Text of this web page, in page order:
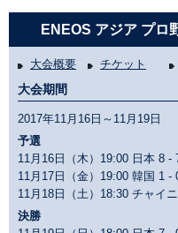
ENEOS アジア プロ
大会概要 チケット
大会期間
2017年11月16日～11月19日
予選
11月16日（木）19:00 日本 8 -
11月17日（金）19:00 韓国 1 -
11月18日（土）18:30 チャイ
決勝